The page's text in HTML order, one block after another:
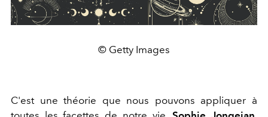
© Getty Images
C'est une théorie que nous pouvons appliquer à